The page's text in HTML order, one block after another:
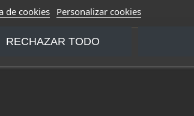
de cookies Personalizar cookies
RECHAZAR TODO